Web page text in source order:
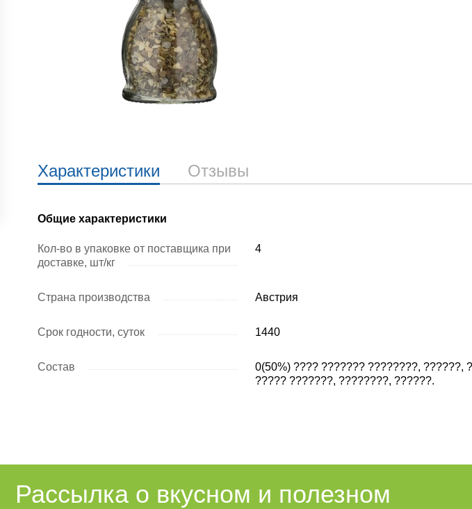
Характеристики Отзывы
Общие характеристики
Кол-во в упаковке от поставщика при
доставке, шт/кг
4
Страна производства Австрия
Срок годности, суток 1440
Состав
0(50%) ???? ??????? ????????, ??????,
????? ???????, ????????, ??????.
Рассылка о вкусном и полезном